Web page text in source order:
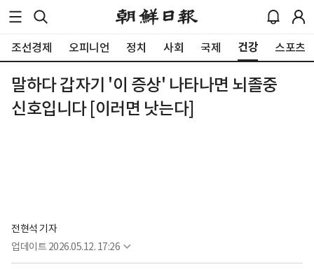
조선경제 오피니언 정치 사회 국제 건강 스포츠
말하다 갑자기 '이 증상' 나타나면 뇌졸중
신호입니다 [이러면 낫는다]
전현석 기자
업데이트 2026.05.12. 17:26